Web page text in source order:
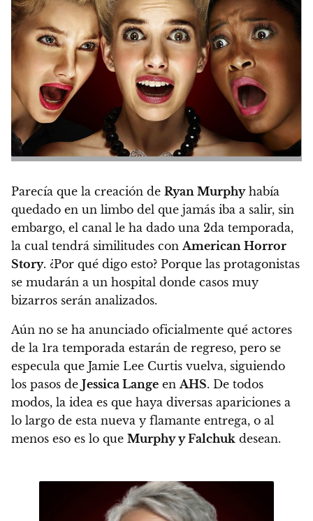
Parecía que la creación de Ryan Murphyhabía
quedado en un limbo del que jamás iba a salir, sin
embargo, el canal le ha dado una 2da temporada,
la cual tendrá similitudes conAmerican Horror
Story. ¿Por qué digo esto? Porque las protagonistas
se mudarán a un hospital donde casos muy
bizarros serán analizados.
Aún no se ha anunciado oficialmente qué actores
de la 1ra temporada estarán de regreso, pero se
especula que Jamie Lee Curtis vuelva, siguiendo
los pasos de Jessica Lange enAHS. De todos
modos, la idea es que haya diversas apariciones a
lo largo de esta nueva y flamante entrega, o al
menos eso es lo que Murphy y Falchuk desean.